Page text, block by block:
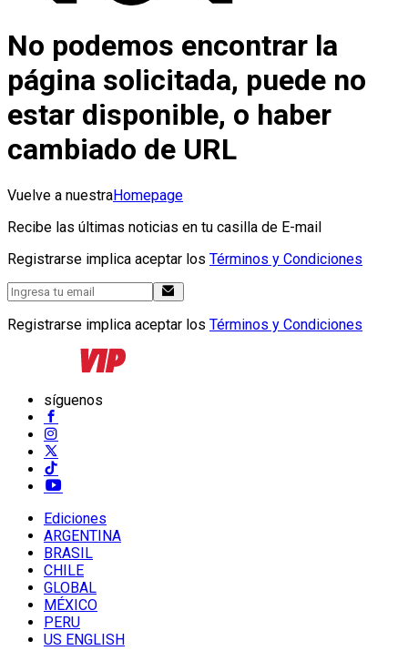
No podemos encontrar la
página solicitada, puede no
estar disponible, o haber
cambiado de URL
Vuelve a nuestraHomepage
Recibe las últimas noticias en tu casilla de E-mail
Registrarse implica aceptar los Términos y Condiciones
Registrarse implica aceptar los Términos y Condiciones
síguenos
Ediciones
ARGENTINA
BRASIL
CHILE
GLOBAL
MÉXICO
PERU
US ENGLISH